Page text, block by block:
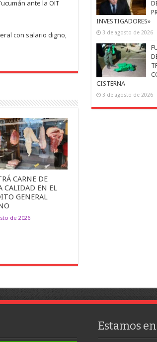
ante la OIT
con salario digno,
CARNE DE
CALIDAD EN EL
GENERAL
de 2026
INVESTIGADORES»
3 de agosto de 2026
CISTERNA
3 de agosto de 2026
Estamos